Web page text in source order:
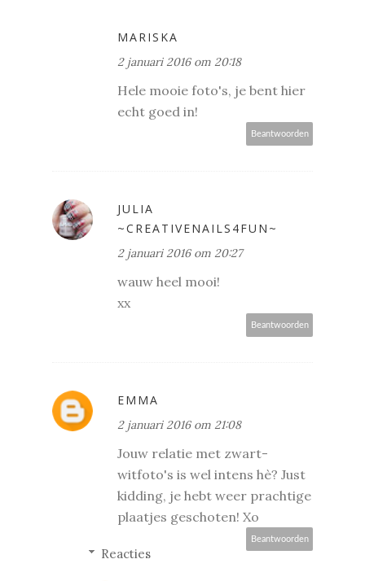
MARISKA
2 januari 2016 om 20:18
Hele mooie foto's, je bent hier
echt goed in!
Beantwoorden
JULIA
~CREATIVENAILS4FUN~
2 januari 2016 om 20:27
wauw heel mooi!
xx
Beantwoorden
EMMA
2 januari 2016 om 21:08
Jouw relatie met zwart-
witfoto's is wel intens hè? Just
kidding, je hebt weer prachtige
plaatjes geschoten! Xo
Beantwoorden
Reacties